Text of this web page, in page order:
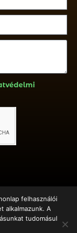
– Készítette:
felhasználói
alkalmazunk. A
tudomásul